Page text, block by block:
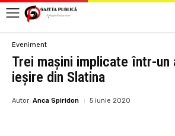
Eveniment
Trei maşini implicate într-un
ieșire din Slatina
Autor Anca Spiridon 5 iunie 2020